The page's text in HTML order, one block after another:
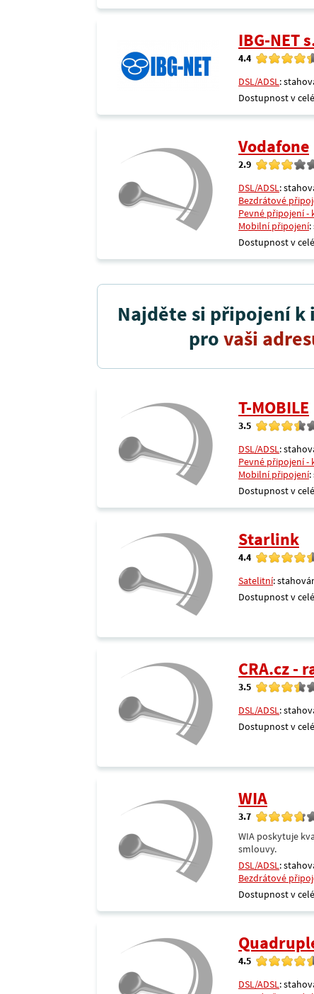
IBG-NET
4.4
DSL/ADSL:
Dostupnost v
Vodafone
2.9
DSL/ADSL:
Bezdrátové
Pevné připojení
Mobilní připojení
Dostupnost v
Najděte si připojení
provaši
T-MOBILE
3.5
DSL/ADSL:
Pevné připojení
Mobilní připojení
Dostupnost v
Starlink
4.4
Satelitní:
Dostupnost v
CRA.cz -
3.5
DSL/ADSL:
Dostupnost v
WIA
3.7
WIA poskytuje
smlouvy.
DSL/ADSL:
Bezdrátové
Dostupnost v
4.5
DSL/ADSL: